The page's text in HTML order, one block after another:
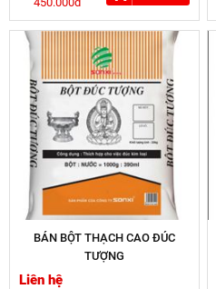
BÁN BỘT THẠCH CAO ĐÚC
TƯỢNG
Liên hệ